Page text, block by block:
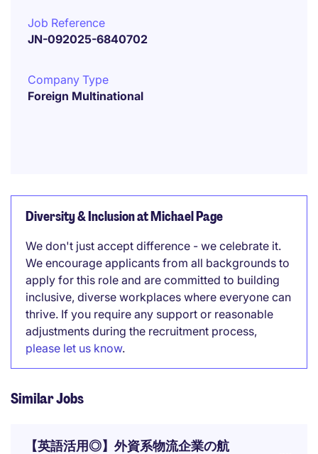
Job Reference
JN-092025-6840702
Company Type
Foreign Multinational
Diversity & Inclusion at Michael Page
We don't just accept difference - we celebrate it.
We encourage applicants from all backgrounds to
apply for this role and are committed to building
inclusive, diverse workplaces where everyone can
thrive. If you require any support or reasonable
adjustments during the recruitment process,
please let us know.
Similar Jobs
【英語活用◎】外資系物流企業の航